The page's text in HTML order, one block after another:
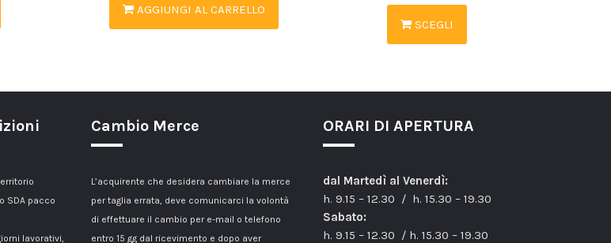
AGGIUNGI AL CARRELLO
SCEGLI
SDA pacco
lavorativi,
Cambio Merce
L’acquirente che desidera cambiare la merce
per taglia errata, deve comunicarci la volontà
di effettuare il cambio per e-mail o telefono
entro 15 gg dal ricevimento e dopo aver
ORARI DI APERTURA
dal Martedì al Venerdì:
h. 9.15 – 12.30 / h. 15.30 – 19.30
Sabato:
h. 9.15 – 12.30 / h. 15.30 – 19.30